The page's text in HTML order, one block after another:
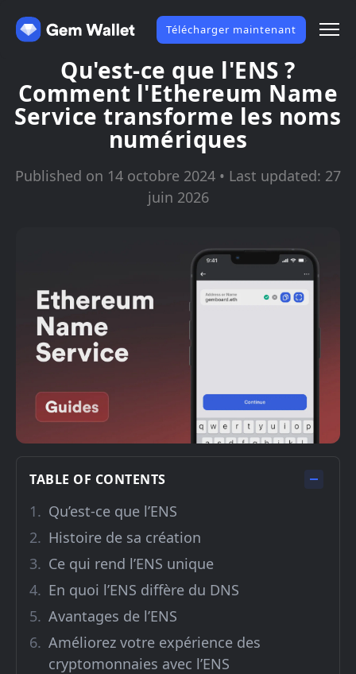
Télécharger maintenant
Qu'est-ce que l'ENS ?
Comment l'Ethereum Name
Service transforme les noms
numériques
Published on 14 octobre 2024 • Last updated: 27
juin 2026
TABLE OF CONTENTS
Qu’est-ce que l’ENS
Histoire de sa création
Ce qui rend l’ENS unique
En quoi l’ENS diffère du DNS
Avantages de l’ENS
Améliorez votre expérience des
cryptomonnaies avec l’ENS